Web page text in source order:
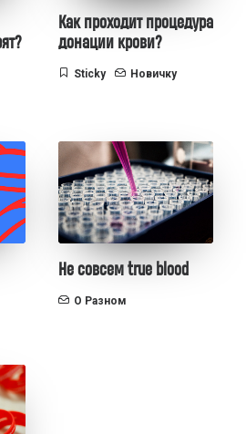
Как проходит процедура
донации крови?
Sticky Новичку
Не совсем true blood
О Разном